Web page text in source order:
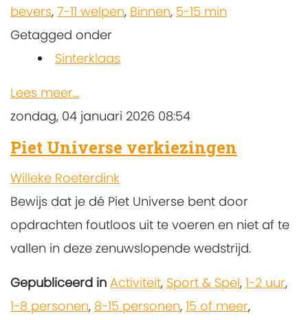
bevers, 7-11 welpen, Binnen, 5-15 min
Getagged onder
Sinterklaas
Lees meer...
zondag, 04 januari 2026 08:54
Piet Universe verkiezingen
Willeke Roeterdink
Bewijs dat je dé Piet Universe bent door
opdrachten foutloos uit te voeren en niet af te
vallen in deze zenuwslopende wedstrijd.
Gepubliceerd in Activiteit, Sport & Spel, 1-2 uur,
1-8 personen, 8-15 personen, 15 of meer,